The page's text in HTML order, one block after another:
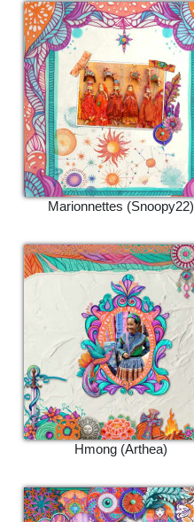
Marionnettes (Snoopy22)
Hmong (Arthea)